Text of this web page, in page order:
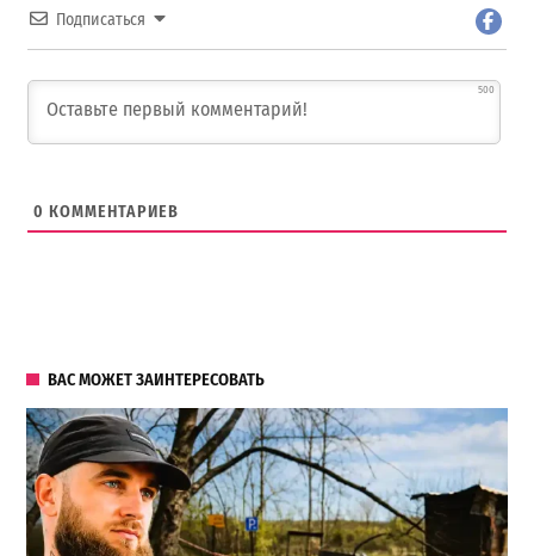
Подписаться
500
0 КОММЕНТАРИЕВ
ВАС МОЖЕТ ЗАИНТЕРЕСОВАТЬ